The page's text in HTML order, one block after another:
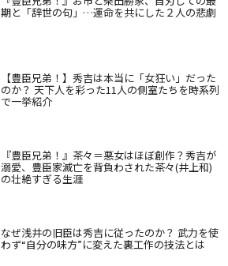
期と「辞世の句」…運命を共にした２人の悲劇
【豊臣兄弟！】秀吉は本当に「女狂い」だった
のか？ 天下人を彩った11人の側室たちを時系列
で一挙紹介
『豊臣兄弟！』茶々＝悪女はほぼ創作？秀吉が
溺愛、豊臣家滅亡を背負わされた茶々(井上和)
の壮絶すぎる生涯
なぜ浅井の旧臣は秀吉に従ったのか？ 武力を使
わず“自分の味方”に変えた裏工作の技法とは